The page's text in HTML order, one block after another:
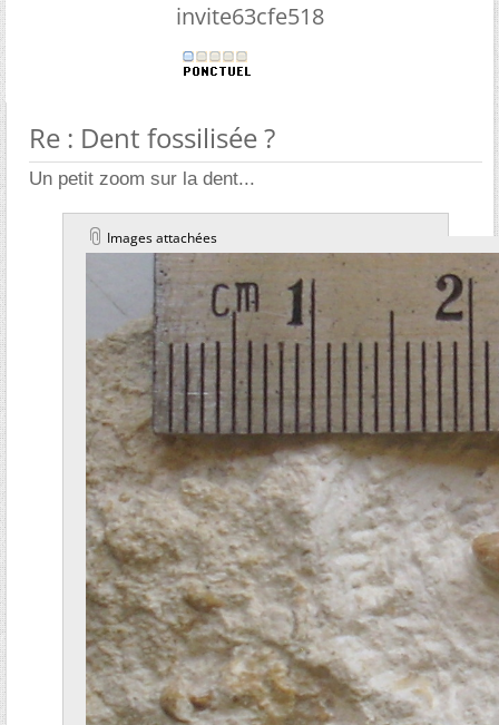
invite63cfe518
Re : Dent fossilisée ?
Un petit zoom sur la dent...
Images attachées